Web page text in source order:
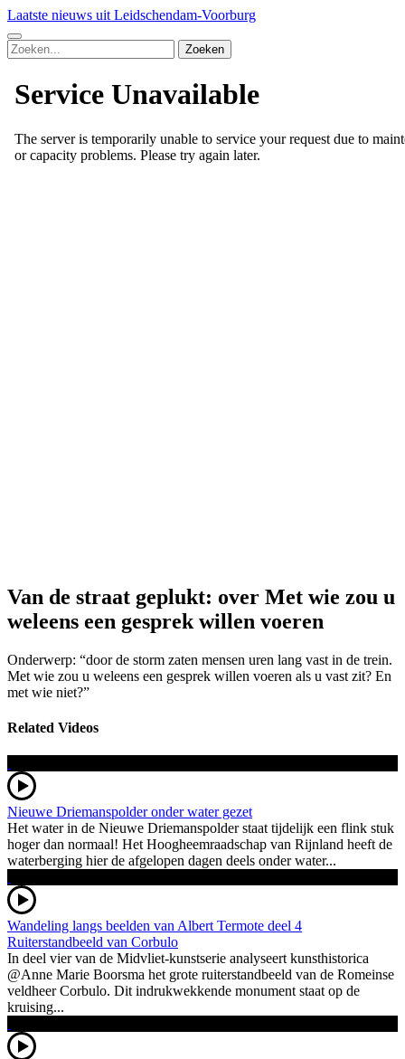
Laatste nieuws uit Leidschendam-Voorburg
Zoeken
Van de straat geplukt: over Met wie zou u
weleens een gesprek willen voeren
Onderwerp: “door de storm zaten mensen uren lang vast in de trein.
Met wie zou u weleens een gesprek willen voeren als u vast zit? En
met wie niet?”
Related Videos
Nieuwe Driemanspolder onder water gezet
Het water in de Nieuwe Driemanspolder staat tijdelijk een flink stuk
hoger dan normaal! Het Hoogheemraadschap van Rijnland heeft de
waterberging hier de afgelopen dagen deels onder water...
Wandeling langs beelden van Albert Termote deel 4
Ruiterstandbeeld van Corbulo
In deel vier van de Midvliet-kunstserie analyseert kunsthistorica
@Anne Marie Boorsma het grote ruiterstandbeeld van de Romeinse
veldheer Corbulo. Dit indrukwekkende monument staat op de
kruising...